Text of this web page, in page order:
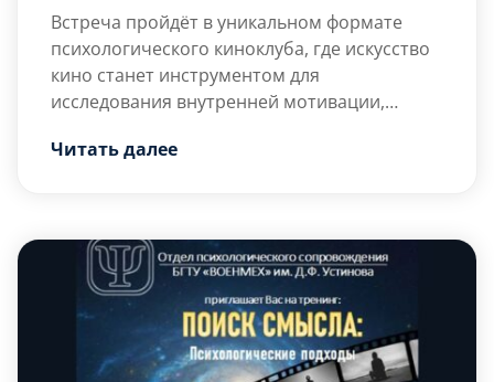
Встреча пройдёт в уникальном формате
психологического киноклуба, где искусство
кино станет инструментом для
исследования внутренней мотивации,
практических шагов к регулярным занятиям
мотивации для занятий спортом и ведения
Количество участников: от 8 до 10 человек.
Задачи:
Выявить и осознать […]
Читать далее